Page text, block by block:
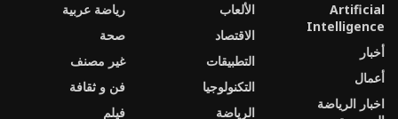
Artificial
Intelligence
أخبار
أعمال
اخبار الرياضة
الألعاب
الاقتصاد
التطبيقات
التكنولوجيا
الرياضة
رياضة عربية
صحة
غير مصنف
فن و ثقافة
فيلم